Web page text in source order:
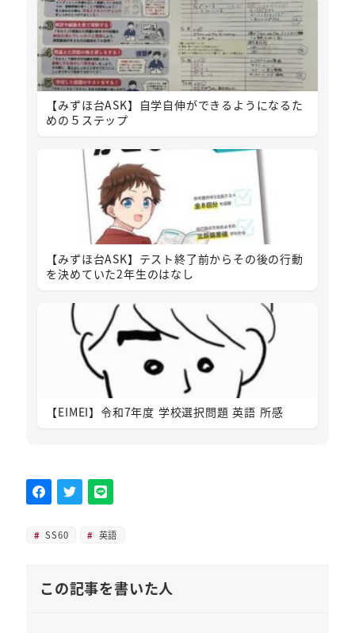
【みずほ台ASK】自学自伸ができるようになるた
めの５ステップ
【みずほ台ASK】テスト終了前からその後の行動
を決めていた2年生のはなし
【EIMEI】令和7年度 学校選択問題 英語 所感
SS60 英語
この記事を書いた人